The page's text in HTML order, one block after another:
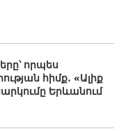
որպես
հիմք․ «Ալիք
Երևանում